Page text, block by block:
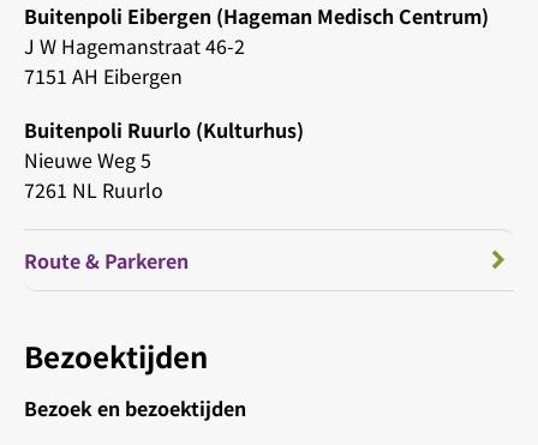
Buitenpoli Eibergen (Hageman Medisch Centrum)
J W Hagemanstraat 46-2
7151 AH Eibergen
Buitenpoli Ruurlo (Kulturhus)
Nieuwe Weg 5
7261 NL Ruurlo
Route & Parkeren
Bezoektijden
Bezoek en bezoektijden